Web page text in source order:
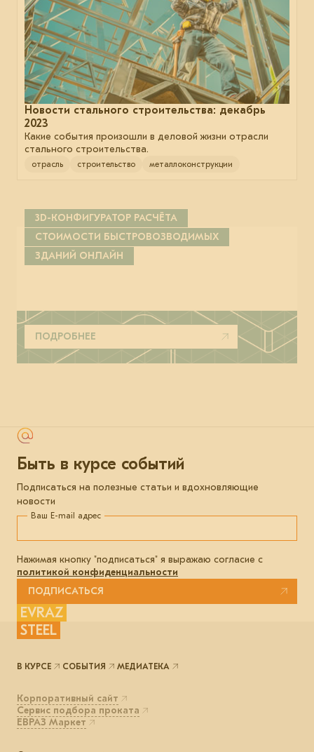
Новости стального строительства: декабрь
2023
Какие события произошли в деловой жизни отрасли
стального строительства.
отрасль строительство металлоконструкции
3D-КОНФИГУРАТОР РАСЧЁТА
СТОИМОСТИ БЫСТРОВОЗВОДИМЫХ
ЗДАНИЙ ОНЛАЙН
ПОДРОБНЕЕ
Быть в курсе событий
Подписаться на полезные статьи и вдохновляющие
новости
Ваш E-mail адрес
Нажимая кнопку "подписаться" я выражаю согласие с
политикой конфиденциальности
ПОДПИСАТЬСЯ
EVRAZ
STEEL
Корпоративный сайт
Сервис подбора проката
ЕВРАЗ Маркет
В КУРСЕ СОБЫТИЯ МЕДИАТЕКА